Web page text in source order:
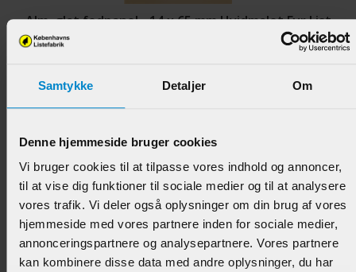
Samtykke Detaljer Om
Denne hjemmeside bruger cookies
Vi bruger cookies til at tilpasse vores indhold og annoncer,
til at vise dig funktioner til sociale medier og til at analysere
vores trafik. Vi deler også oplysninger om din brug af vores
hjemmeside med vores partnere inden for sociale medier,
annonceringspartnere og analysepartnere. Vores partnere
kan kombinere disse data med andre oplysninger, du har
Alm. glat fodpanel - 14 x 65 mm Hvidmalet Fyr List